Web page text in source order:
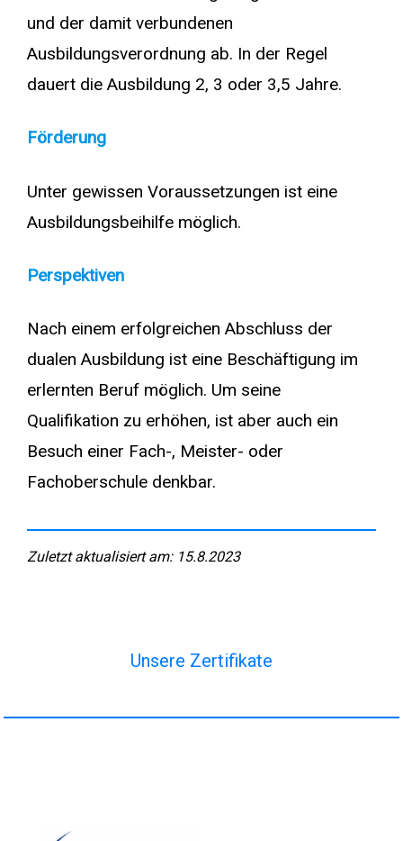
und der damit verbundenen
Ausbildungsverordnung ab. In der Regel
dauert die Ausbildung 2, 3 oder 3,5 Jahre.
Förderung
Unter gewissen Voraussetzungen ist eine
Ausbildungsbeihilfe möglich.
Perspektiven
Nach einem erfolgreichen Abschluss der
dualen Ausbildung ist eine Beschäftigung im
erlernten Beruf möglich. Um seine
Qualifikation zu erhöhen, ist aber auch ein
Besuch einer Fach-, Meister- oder
Fachoberschule denkbar.
Zuletzt aktualisiert am: 15.8.2023
Unsere Zertifikate